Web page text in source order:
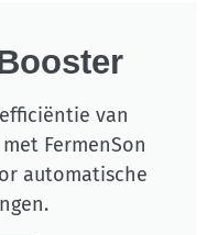
van
FermenSon
automatische